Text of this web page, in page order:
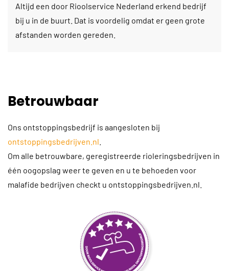
Altijd een door Rioolservice Nederland erkend bedrijf
bij u in de buurt. Dat is voordelig omdat er geen grote
afstanden worden gereden.
Betrouwbaar
Ons ontstoppingsbedrijf is aangesloten bij
ontstoppingsbedrijven.nl
Om alle betrouwbare, geregistreerde rioleringsbedrijven in
één oogopslag weer te geven en u te behoeden voor
malafide bedrijven checkt u ontstoppingsbedrijven.nl.